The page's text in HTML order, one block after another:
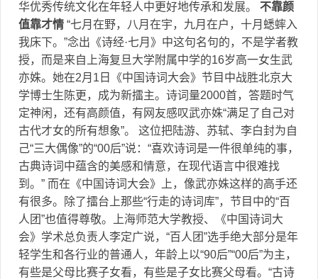
华优秀传统文化在年轻人中更好地传承和发展。 不靠颜
值靠才情 “七月在野，八月在宇，九月在户，十月蟋蟀入
我床下。”念出《诗经·七月》中这句名句的，不是学者教
授，而是来自上海复旦大学附属中学的16岁高一女生武
亦姝。她在2月1日《中国诗词大会》节目中战胜北京大
学博士生陈更，成为新擂主。诗词量2000首，答题时气
定神闲，还有高颜值，有网友感叹武亦姝“满足了自己对
古代才女的所有想象”。 这位把陆游、苏轼、李白封为自
己“三大偶像”的“00后”说：“喜欢诗词是一件很单纯的事，
古典诗词中蕴含的美感和情意，在现代语言中很难找
到。” 而在《中国诗词大会》上，像武亦姝这样的高手还
有很多。除了擂台上那些“行走的诗词库”，节目中的“百
人团”也值得尊敬。上海师范大学教授、《中国诗词大
会》学术总负责人李定广说，“百人团”选手绝大部分是年
轻学生和各行业的普通人，年龄上以“90后”“00后”为主，
有些是父母比赛子女看，有些是子女比赛父母看。“古诗